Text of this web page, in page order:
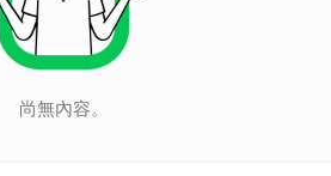
尚無內容。